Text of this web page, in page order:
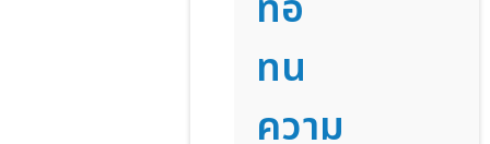
ทน
ความ